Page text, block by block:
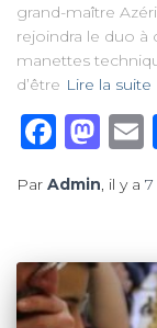
grand-maître
rejoindra le duo à
manettes
d’être Lire la suite
Par Admin, il y a 7